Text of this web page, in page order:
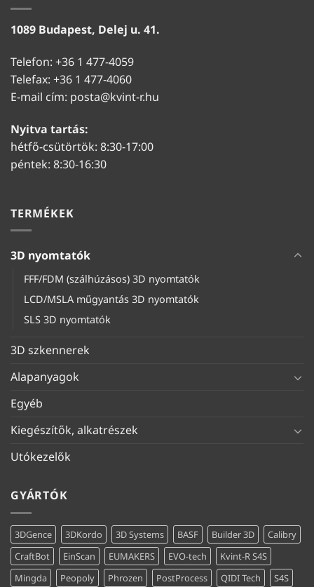
1089 Budapest, Delej u. 41.
Telefon: +36 1 477-4059
Telefax: +36 1 477-4060
E-mail cím: posta@kvint-r.hu
Nyitva tartás:
hétfő-csütörtök: 8:30-17:00
péntek: 8:30-16:30
TERMÉKEK
3D nyomtatók
FFF/FDM (szálhúzásos) 3D nyomtatók
LCD/MSLA műgyantás 3D nyomtatók
SLS 3D nyomtatók
3D szkennerek
Alapanyagok
Egyéb
Kiegészítők, alkatrészek
Utókezelők
GYÁRTÓK
3DGence 3DKordo 3D Systems BASF Builder 3D
Calibry
CraftBot
EinScan EUMAKERS EVO-tech
Kvint-R S4S
Mingda
Peopoly Phrozen PostProcess QIDI Tech S4S